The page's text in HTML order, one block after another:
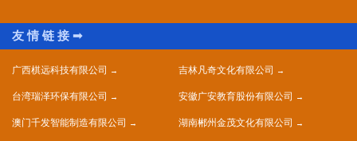
广西棋远科技有限公司 吉林凡奇文化有限公司
台湾瑞泽环保有限公司 安徽广安教育股份有限公司
澳门千发智能制造有限公司 湖南郴州金茂文化有限公司